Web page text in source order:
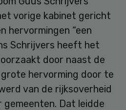
vorige kabinet gericht
hervormingen “een
Schrijvers heeft het
door naast de
hervorming door te
van de rijksoverheid
gemeenten. Dat leidde